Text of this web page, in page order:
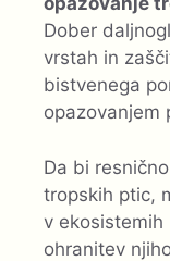
Dober
vrstah in
bistvenega
opazovanjem
Da bi
tropskih ptic,
v ekosistemih
ohranitev